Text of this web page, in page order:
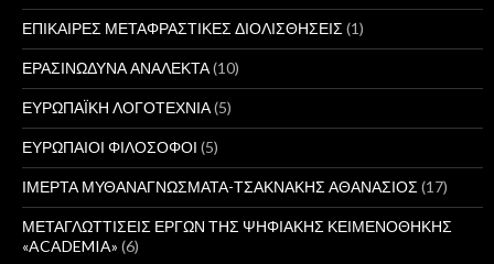
ΕΠΙΚΑΙΡΕΣ ΜΕΤΑΦΡΑΣΤΙΚΕΣ ΔΙΟΛΙΣΘΗΣΕΙΣ (1)
ΕΡΑΣΙΝΩΔΥΝΑ ΑΝΑΛΕΚΤΑ(10)
ΕΥΡΩΠΑΪΚΗ ΛΟΓΟΤΕΧΝΙΑ(5)
ΕΥΡΩΠΑΙΟΙ ΦΙΛΟΣΟΦΟΙ (5)
ΙΜΕΡΤΑ ΜΥΘΑΝΑΓΝΩΣΜΑΤΑ-ΤΣΑΚΝΑΚΗΣ ΑΘΑΝΑΣΙΟΣ (17)
ΜΕΤΑΓΛΩΤΤΙΣΕΙΣ ΕΡΓΩΝ ΤΗΣ ΨΗΦΙΑΚΗΣ ΚΕΙΜΕΝΟΘΗΚΗΣ
«ACADEMIA» (6)